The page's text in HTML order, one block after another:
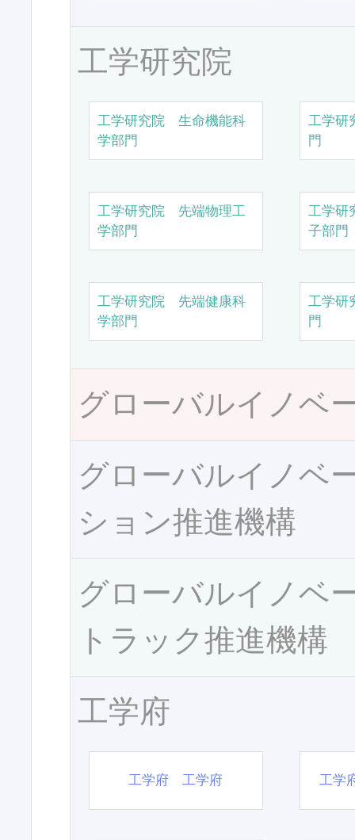
工学研究院
工学研究院 生命機能科
学部門
工学研
門
工学研究院 先端物理工
学部門
工学研
子部門
工学研究院 先端健康科
学部門
工学研
門
グローバルイノベ
グローバルイノベ
ション推進機構
グローバルイノベ
トラック推進機構
工学府
工学府 工学府 工学